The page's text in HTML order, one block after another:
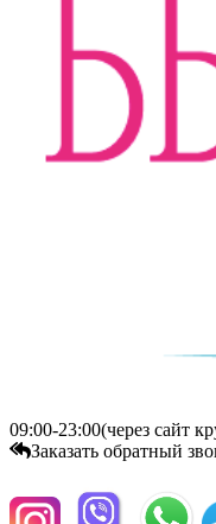
09:00-23:00(через сайт
Заказать обратный